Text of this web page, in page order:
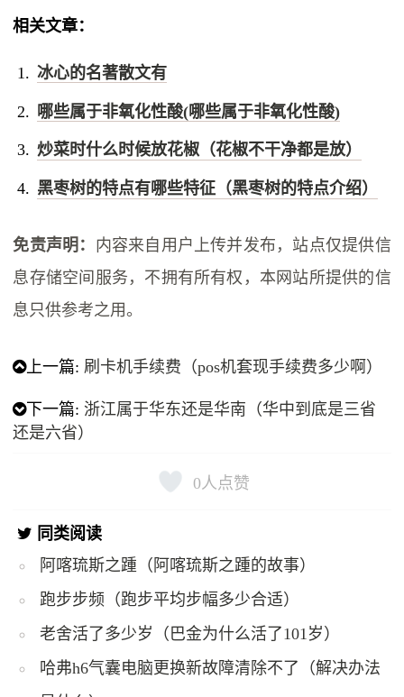
相关文章：
冰心的名著散文有
哪些属于非氧化性酸(哪些属于非氧化性酸)
炒菜时什么时候放花椒（花椒不干净都是放）
黑枣树的特点有哪些特征（黑枣树的特点介绍）
免责声明： 内容来自用户上传并发布，站点仅提供信
息存储空间服务，不拥有所有权，本网站所提供的信
息只供参考之用。
上一篇:刷卡机手续费（pos机套现手续费多少啊）
下一篇:浙江属于华东还是华南（华中到底是三省
还是六省）
0人点赞
同类阅读
阿喀琉斯之踵（阿喀琉斯之踵的故事）
跑步步频（跑步平均步幅多少合适）
老舍活了多少岁（巴金为什么活了101岁）
哈弗h6气囊电脑更换新故障清除不了（解决办法